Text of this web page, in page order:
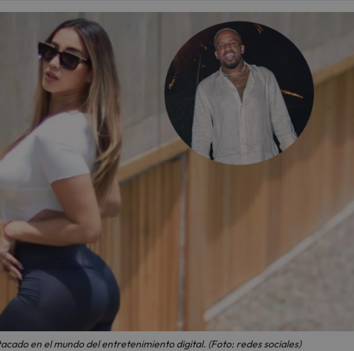
en el mundo del entretenimiento digital. (Foto: redes sociales)